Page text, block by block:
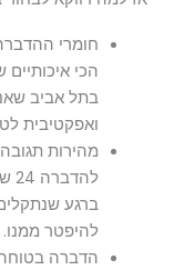
חומרי
הכי
בתל אביב
ואפקטיבית
מהירות
ברגע
להיפטר ממנו.
הדברה בטוחה